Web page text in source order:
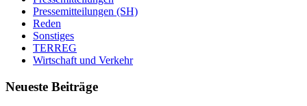
Pressemitteilungen (SH)
Reden
Sonstiges
TERREG
Wirtschaft und Verkehr
Neueste Beiträge